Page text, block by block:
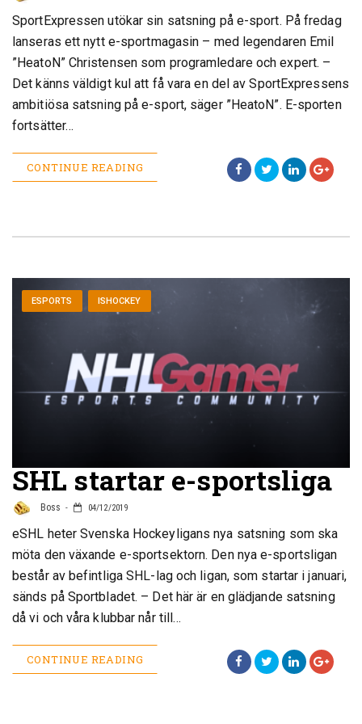
SportExpressen utökar sin satsning på e-sport. På fredag
lanseras ett nytt e-sportmagasin – med legendaren Emil
”HeatoN” Christensen som programledare och expert. –
Det känns väldigt kul att få vara en del av SportExpressens
ambitiösa satsning på e-sport, säger ”HeatoN”. E-sporten
fortsätter…
CONTINUE READING
ESPORTS ISHOCKEY
SHL startar e-sportsliga
Boss 04/12/2019
eSHL heter Svenska Hockeyligans nya satsning som ska
möta den växande e-sportsektorn. Den nya e-sportsligan
består av befintliga SHL-lag och ligan, som startar i januari,
sänds på Sportbladet. – Det här är en glädjande satsning
då vi och våra klubbar når till…
CONTINUE READING